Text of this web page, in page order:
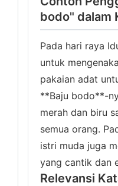
bodo" dalam
Pada hari raya
untuk
pakaian adat
**Baju bodo**-
merah dan biru
semua orang.
istri muda juga
yang cantik dan
Relevansi